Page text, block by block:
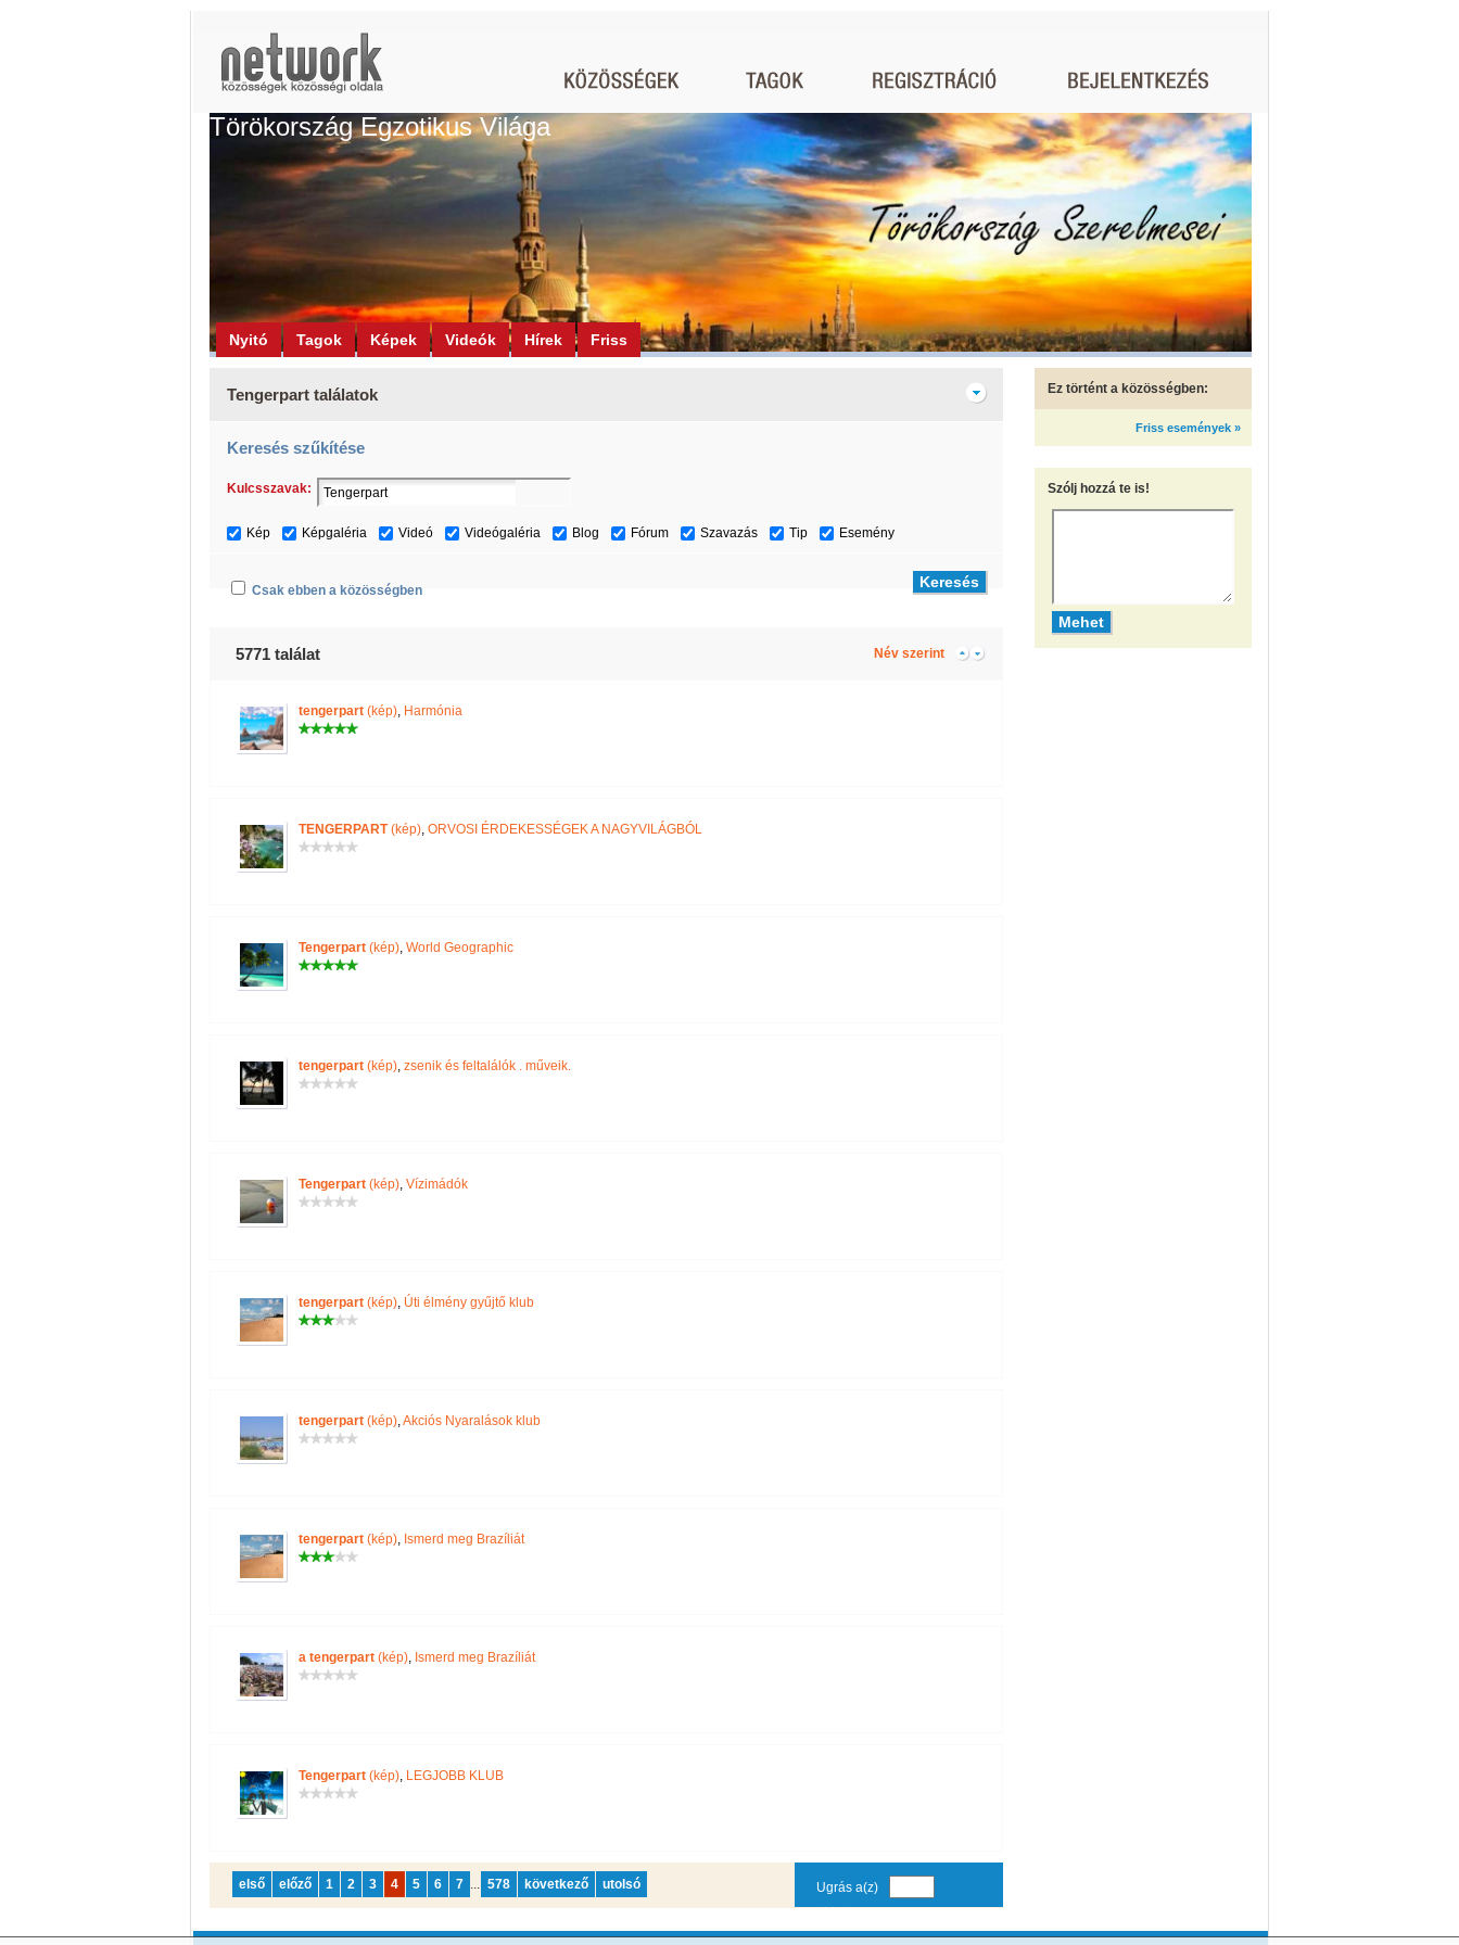
Törökország Egzotikus Világa
Nyitó Tagok Képek Videók Hírek Friss
Tengerpart találatok
Keresés szűkítése
Kulcsszavak:
Kép Képgaléria Videó Videógaléria Blog Fórum Szavazás Tip Esemény
Csak ebben a közösségben
5771 találat Név szerint
tengerpart (kép), Harmónia
TENGERPART(kép), ORVOSI ÉRDEKESSÉGEK A NAGYVILÁGBÓL
Tengerpart (kép), World Geographic
tengerpart (kép), zsenik és feltalálók . műveik.
Tengerpart (kép), Vízimádók
tengerpart (kép), Úti élmény gyűjtő klub
tengerpart (kép),Akciós Nyaralások klub
tengerpart (kép), Ismerd meg Brazíliát
a tengerpart (kép), Ismerd meg Brazíliát
Tengerpart (kép), LEGJOBB KLUB
Ugrás a(z)
oldalra
első előző 1 2 3 4 5 6 7 ... 578 következő utolsó
Ez történt a közösségben:
Friss események »
Szólj hozzá te is!